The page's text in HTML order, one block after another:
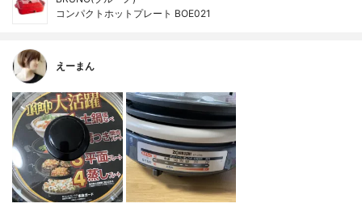
コンパクトホットプレート BOE021
えーまん